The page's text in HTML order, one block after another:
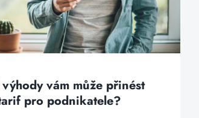
výhody vám může přinést
pro podnikatele?